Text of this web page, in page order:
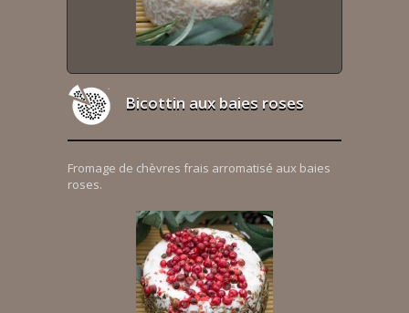
Bicottin aux baies roses
Fromage de chèvres frais arromatisé aux baies
roses.